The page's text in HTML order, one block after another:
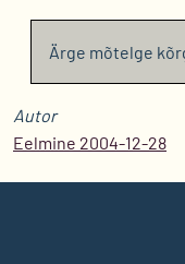
Ärge mõtelge
Autor
Eelmine 2004-12-28